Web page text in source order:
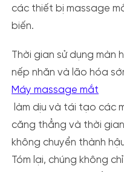
các thiết bị massage
biến.
Thời gian sử dụng màn
nếp nhăn và lão hóa
Máy massage mắt
làm dịu và tái tạo các
căng thẳng và thời gian
không chuyển thành
Tóm lại, chúng không